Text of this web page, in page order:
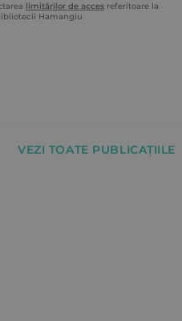
limitărilor de acces referitoare la
Hamangiu
VEZI TOATE PUBLICAȚIILE